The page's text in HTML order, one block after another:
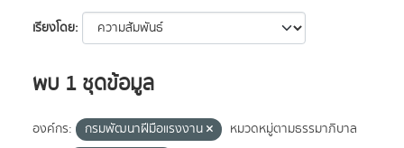
เรียงโดย
พบ 1 ชุดข้อมูล
องค์กร: กรมพัฒนาฝีมือแรงงาน
หมวดหมู่ตามธรรมาภิบาล